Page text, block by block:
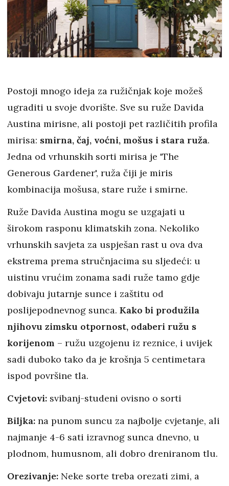
Postoji mnogo ideja za ružičnjak koje možeš
ugraditi u svoje dvorište. Sve su ruže Davida
Austina mirisne, ali postoji pet različitih profila
mirisa: smirna, čaj, voćni, mošus i stara ruža.
Jedna od vrhunskih sorti mirisa je 'The
Generous Gardener', ruža čiji je miris
kombinacija mošusa, stare ruže i smirne.
Ruže Davida Austina mogu se uzgajati u
širokom rasponu klimatskih zona. Nekoliko
vrhunskih savjeta za uspješan rast u ova dva
ekstrema prema stručnjacima su sljedeći: u
uistinu vrućim zonama sadi ruže tamo gdje
dobivaju jutarnje sunce i zaštitu od
poslijepodnevnog sunca. Kako bi produžila
njihovu zimsku otpornost, odaberi ružu s
korijenom – ružu uzgojenu iz reznice, i uvijek
sadi duboko tako da je krošnja 5 centimetara
ispod površine tla.
Cvjetovi: svibanj-studeni ovisno o sorti
Biljka: na punom suncu za najbolje cvjetanje, ali
najmanje 4-6 sati izravnog sunca dnevno, u
plodnom, humusnom, ali dobro dreniranom tlu.
Orezivanje: Neke sorte treba orezati zimi, a